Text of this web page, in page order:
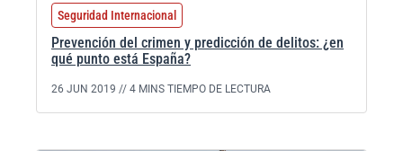
Seguridad Internacional
Prevención del crimen y predicción de delitos: ¿en
qué punto está España?
26 JUN 2019 // 4 MINS TIEMPO DE LECTURA